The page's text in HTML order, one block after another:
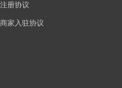
注册协议
商家入驻协议